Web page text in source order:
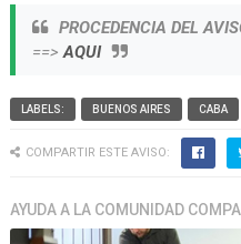
PROCEDENCIA DEL
==>AQUI
LABELS: BUENOS AIRES CABA
COMPARTIR ESTE AVISO:
AYUDA A LA COMUNIDAD